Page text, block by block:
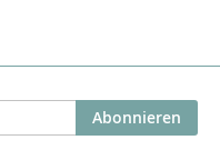
Abonnieren